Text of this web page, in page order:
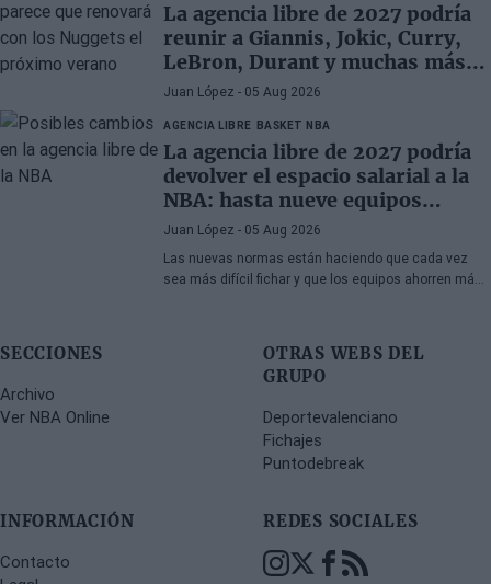
La agencia libre de 2027 podría
reunir a Giannis, Jokic, Curry,
LeBron, Durant y muchas más
superestrellas
Juan López - 05 Aug 2026
AGENCIA LIBRE BASKET NBA
La agencia libre de 2027 podría
devolver el espacio salarial a la
NBA: hasta nueve equipos
tendrían margen
Juan López - 05 Aug 2026
Las nuevas normas están haciendo que cada vez
sea más difícil fichar y que los equipos ahorren más
SECCIONES
Archivo
Ver NBA Online
OTRAS WEBS DEL
GRUPO
Deportevalenciano
Fichajes
Puntodebreak
INFORMACIÓN
Contacto
REDES SOCIALES